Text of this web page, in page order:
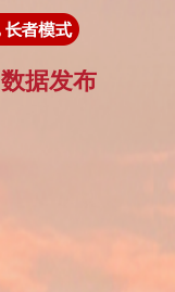
数据发布